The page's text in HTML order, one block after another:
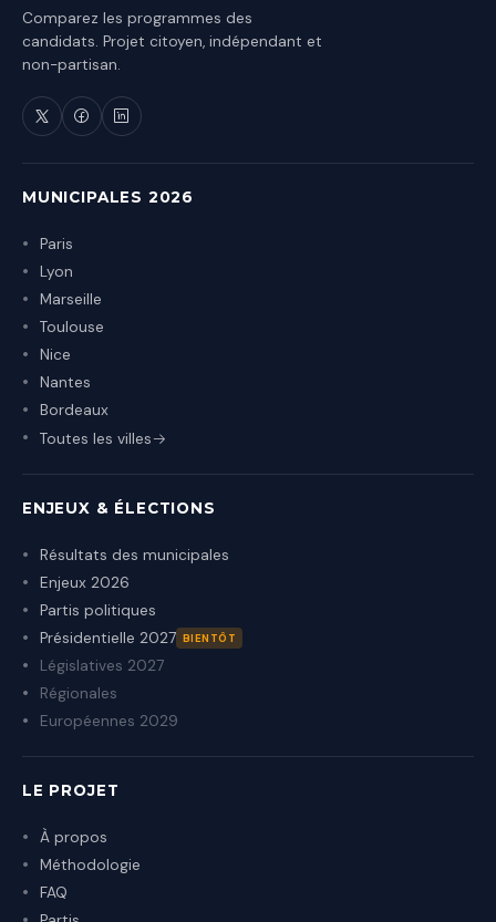
Comparez les programmes des
candidats. Projet citoyen, indépendant et
non-partisan.
MUNICIPALES 2026
Paris
Lyon
Marseille
Toulouse
Nice
Nantes
Bordeaux
Toutes les villes
ENJEUX & ÉLECTIONS
Résultats des municipales
Enjeux 2026
Partis politiques
Présidentielle 2027 BIENTÔT
Législatives 2027
Régionales
Européennes 2029
LE PROJET
À propos
Méthodologie
FAQ